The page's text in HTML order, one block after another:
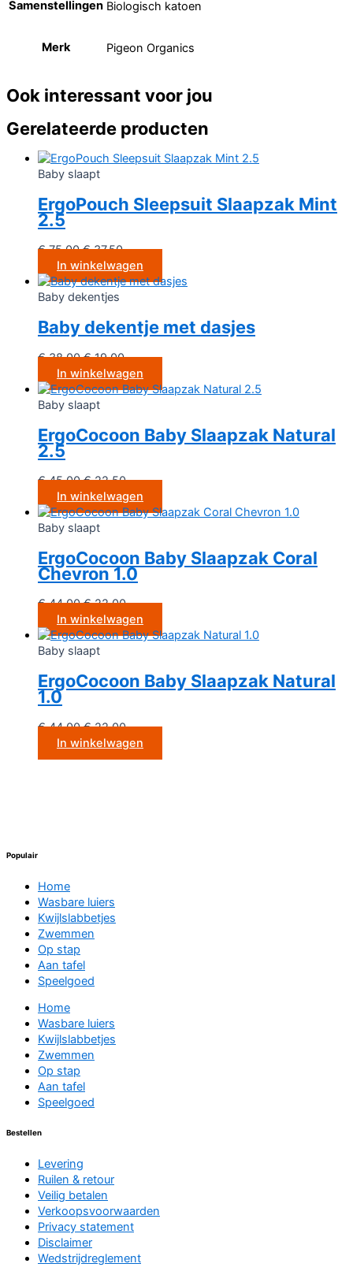
Samenstellingen Biologisch katoen
Merk Pigeon Organics
Ook interessant voor jou
Gerelateerde producten
Baby slaapt
ErgoPouch Sleepsuit Slaapzak Mint
2.5
€75.00 €37.50
In winkelwagen
Baby dekentjes
Baby dekentje met dasjes
€38.00 €19.00
In winkelwagen
Baby slaapt
ErgoCocoon Baby Slaapzak Natural
2.5
€45.00 €22.50
In winkelwagen
Baby slaapt
ErgoCocoon Baby Slaapzak Coral
Chevron 1.0
€44.00 €22.00
In winkelwagen
Baby slaapt
ErgoCocoon Baby Slaapzak Natural
1.0
€44.00 €22.00
In winkelwagen
Populair
Home
Wasbare luiers
Kwijlslabbetjes
Zwemmen
Op stap
Aan tafel
Speelgoed
Home
Wasbare luiers
Kwijlslabbetjes
Zwemmen
Op stap
Aan tafel
Speelgoed
Bestellen
Levering
Ruilen & retour
Veilig betalen
Verkoopsvoorwaarden
Privacy statement
Disclaimer
Wedstrijdreglement